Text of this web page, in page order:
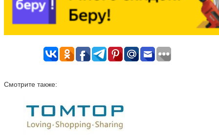
Смотрите также: